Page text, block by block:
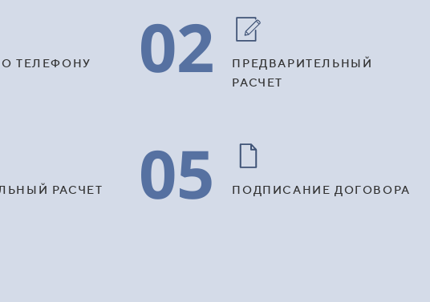
ТЕЛЕФОНУ 02
ПРЕДВАРИТЕЛЬНЫЙ
РАСЧЕТ
РАСЧЕТ 05 ПОДПИСАНИЕ ДОГОВОРА